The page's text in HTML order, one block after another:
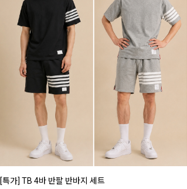
[특가] TB 4바 반팔 반바지 세트